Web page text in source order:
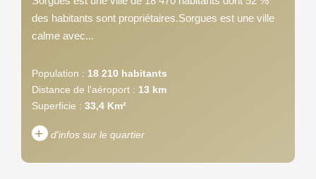
des habitants sont propriétaires.Sorgues est une ville
calme avec...
Population : 18 210 habitants
Distance de l'aéroport : 13 km
Superficie : 33,4 Km²
+ d'infos sur le quartier